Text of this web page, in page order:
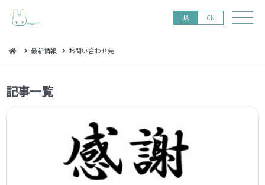
JA CN
最新情報 お問い合わせ先
記 事 一 覧